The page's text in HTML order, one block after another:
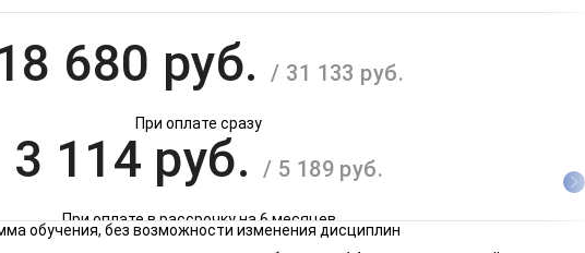
680 руб./ 31 133 руб.
При оплате сразу
3 114 руб. / 5 189 руб.
При оплате в рассрочку на 6 месяцев
обучения, без возможности изменения дисциплин